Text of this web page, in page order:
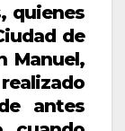
quienes
de
Manuel,
antes